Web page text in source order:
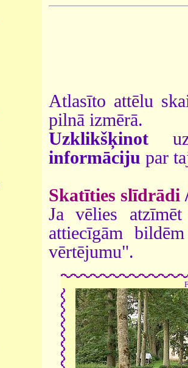
Atlasīto attēlu
pilnā izmērā.
Uzklikšķinot
informāciju par
Skatīties slīdrādi
Ja vēlies
attiecīgām
vērtējumu".